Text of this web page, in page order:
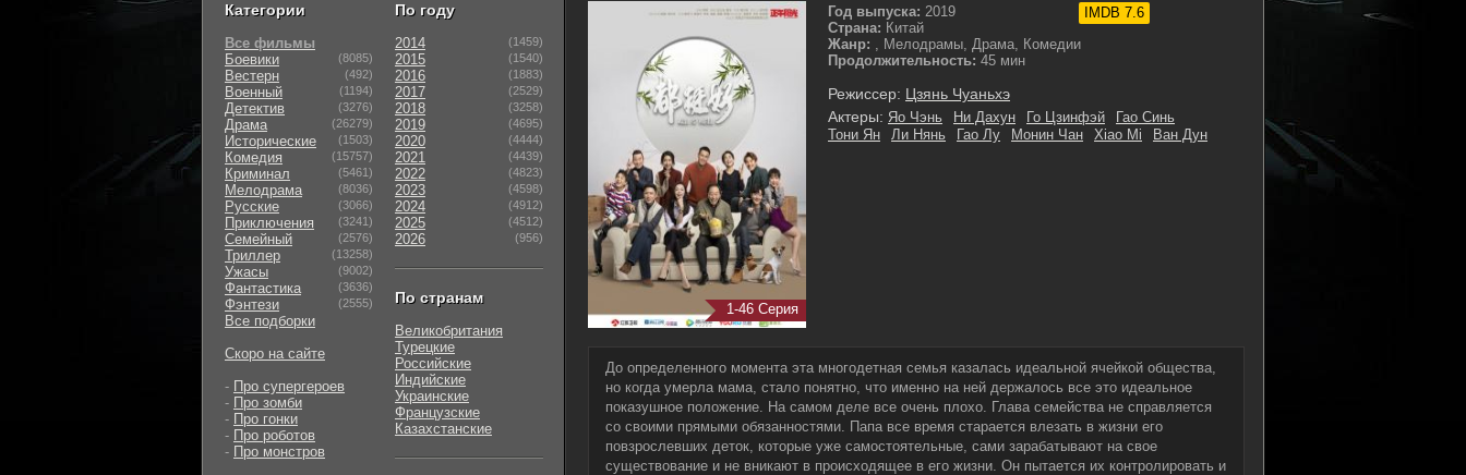
IMDB 7.6
1-46 Серия
Год выпуска: 2019
Страна: Китай
Жанр: , Мелодрамы, Драма, Комедии
Продолжительность: 45 мин
Режиссер: Цзянь Чуаньхэ
Актеры: Яо Чэнь Ни Дахун Го Цзинфэй
Гао Синь
Тони Ян
Ли Нянь Гао Лу Монин Чан Xiao Mi Ван Дун
До определенного момента эта многодетная семья казалась идеальной ячейкой общества,
но когда умерла мама, стало понятно, что именно на ней держалось все это идеальное
показушное положение. На самом деле все очень плохо. Глава семейства не справляется
со своими прямыми обязанностями. Папа все время старается влезать в жизни его
повзрослевших деток, которые уже самостоятельные, сами зарабатывают на свое
существование и не вникают в происходящее в его жизни. Он пытается их контролировать и
Категории
Все фильмы
Боевики
(8085)
Вестерн (492)
Военный (1194)
Детектив (3276)
Драма (26279)
Исторические (1503)
Комедия (15757)
Криминал (5461)
Мелодрама (8036)
Русские (3066)
Приключения (3241)
Семейный (2576)
Триллер (13258)
Ужасы (9002)
Фантастика (3636)
Фэнтези (2555)
Все подборки
Скоро на сайте
- Про супергероев
- Про зомби
- Про гонки
- Про роботов
- Про монстров
По году
2014 (1459)
2015 (1540)
2016 (1883)
2017 (2529)
2018 (3258)
2019 (4695)
2020 (4444)
2021 (4439)
2022 (4823)
2023 (4598)
2024 (4912)
2025 (4512)
2026 (956)
По странам
Великобритания
Турецкие
Российские
Индийские
Украинские
Французские
Казахстанские